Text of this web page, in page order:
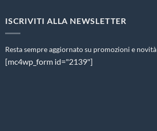
ISCRIVITI ALLA NEWSLETTER
Resta sempre aggiornato su promozioni e novità
[mc4wp_form id="2139"]